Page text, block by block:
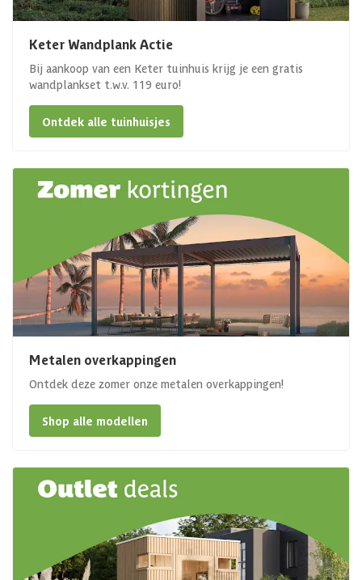
Keter Wandplank Actie
Bij aankoop van een Keter tuinhuis krijg je een gratis
wandplankset t.w.v. 119 euro!
Ontdek alle tuinhuisjes
Metalen overkappingen
Ontdek deze zomer onze metalen overkappingen!
Shop alle modellen